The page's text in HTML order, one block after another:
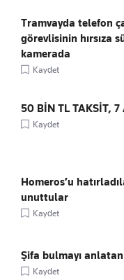
Tramvayda telefon
görevlisinin hırsıza
kamerada
Kaydet
50 BİN TL TAKSİT, 7
Kaydet
Homeros’u
unuttular
Kaydet
Şifa bulmayı
Kaydet